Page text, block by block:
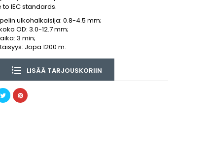
IEC standards.
ulkohalkaisija: 0.8-4.5 mm;
OD: 3.0-12.7 mm;
3 min;
Jopa 1200 m.
LISÄÄ TARJOUSKORIIN